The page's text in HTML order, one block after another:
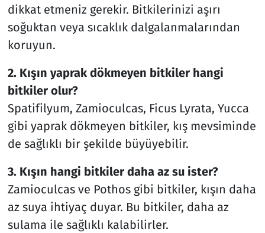
dikkat etmeniz gerekir. Bitkilerinizi aşırı
soğuktan veya sıcaklık dalgalanmalarından
koruyun.
2. Kışın yaprak dökmeyen bitkiler hangi
bitkiler olur?
Spatifilyum, Zamioculcas, Ficus Lyrata, Yucca
gibi yaprak dökmeyen bitkiler, kış mevsiminde
de sağlıklı bir şekilde büyüyebilir.
3. Kışın hangi bitkiler daha az su ister?
Zamioculcas ve Pothos gibi bitkiler, kışın daha
az suya ihtiyaç duyar. Bu bitkiler, daha az
sulama ile sağlıklı kalabilirler.